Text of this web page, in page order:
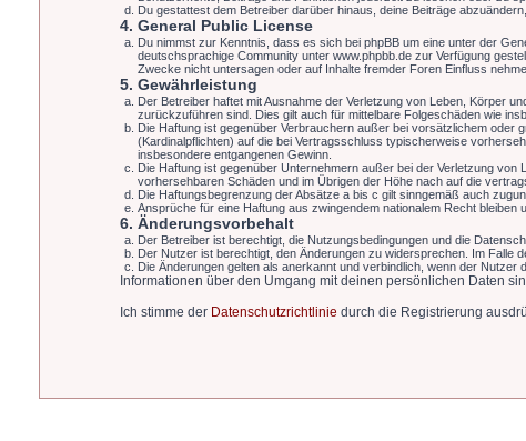
Du gestattest dem Betreiber darüber hinaus, deine Beiträge
4. General Public License
Du nimmst zur Kenntnis, dass es sich bei phpBB um eine unter der
deutschsprachige Community unter www.phpbb.de zur Verfügung
Zwecke nicht untersagen oder auf Inhalte fremder Foren Einfluss
5. Gewährleistung
Der Betreiber haftet mit Ausnahme der Verletzung von Leben, Körper
zurückzuführen sind. Dies gilt auch für mittelbare Folgeschäden wie
Die Haftung ist gegenüber Verbrauchern außer bei vorsätzlichem oder
(Kardinalpflichten) auf die bei Vertragsschluss typischerweise
insbesondere entgangenen Gewinn.
Die Haftung ist gegenüber Unternehmern außer bei der Verletzung
vorhersehbaren Schäden und im Übrigen der Höhe nach auf die
Die Haftungsbegrenzung der Absätze a bis c gilt sinngemäß auch
Ansprüche für eine Haftung aus zwingendem nationalem Recht bleiben
6. Änderungsvorbehalt
Der Betreiber ist berechtigt, die Nutzungsbedingungen und die
Der Nutzer ist berechtigt, den Änderungen zu widersprechen. Im Falle
Die Änderungen gelten als anerkannt und verbindlich, wenn der Nutzer
Informationen über den Umgang mit deinen persönlichen Daten
Ich stimme der Datenschutzrichtlinie durch die Registrierung